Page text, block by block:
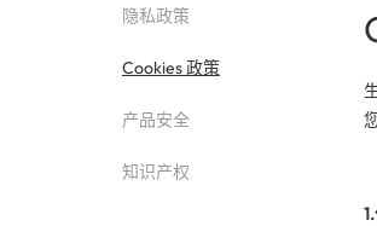
隐私政策
Cookies 政策
产品安全
知识产权